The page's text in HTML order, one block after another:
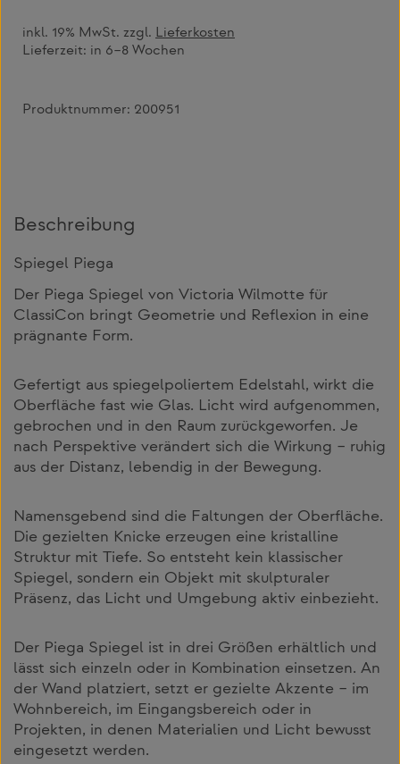
inkl. 19% MwSt. zzgl. Lieferkosten
Lieferzeit: in 6–8 Wochen
Produktnummer: 200951
Beschreibung
Spiegel Piega
Der Piega Spiegel von Victoria Wilmotte für
ClassiCon bringt Geometrie und Reflexion in eine
prägnante Form.
Gefertigt aus spiegelpoliertem Edelstahl, wirkt die
Oberfläche fast wie Glas. Licht wird aufgenommen,
gebrochen und in den Raum zurückgeworfen. Je
nach Perspektive verändert sich die Wirkung – ruhig
aus der Distanz, lebendig in der Bewegung.
Namensgebend sind die Faltungen der Oberfläche.
Die gezielten Knicke erzeugen eine kristalline
Struktur mit Tiefe. So entsteht kein klassischer
Spiegel, sondern ein Objekt mit skulpturaler
Präsenz, das Licht und Umgebung aktiv einbezieht.
Der Piega Spiegel ist in drei Größen erhältlich und
lässt sich einzeln oder in Kombination einsetzen. An
der Wand platziert, setzt er gezielte Akzente – im
Wohnbereich, im Eingangsbereich oder in
Projekten, in denen Materialien und Licht bewusst
eingesetzt werden.